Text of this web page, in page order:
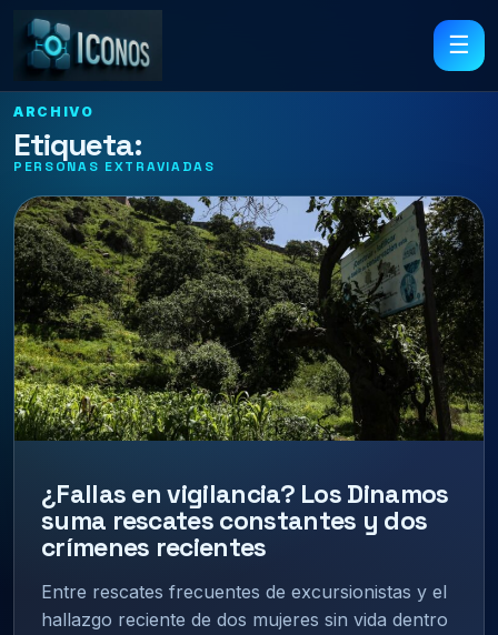
☰
ARCHIVO
Etiqueta:
PERSONAS EXTRAVIADAS
¿Fallas en vigilancia? Los Dinamos
suma rescates constantes y dos
crímenes recientes
Entre rescates frecuentes de excursionistas y el
hallazgo reciente de dos mujeres sin vida dentro